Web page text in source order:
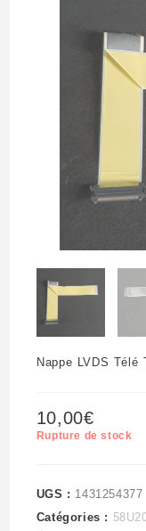
Nappe LVDS Télé
10,00€
Rupture de stock
UGS : 1431254377
Catégories :